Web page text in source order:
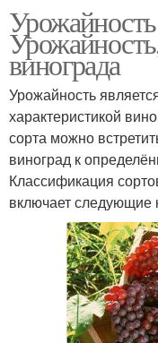
Урожайность
винограда
Урожайность
характеристикой
сорта можно
виноград к
Классификация
включает следующие